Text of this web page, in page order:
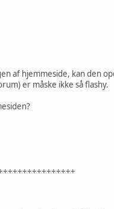
af hjemmeside, kan den
er måske ikke så flashy.